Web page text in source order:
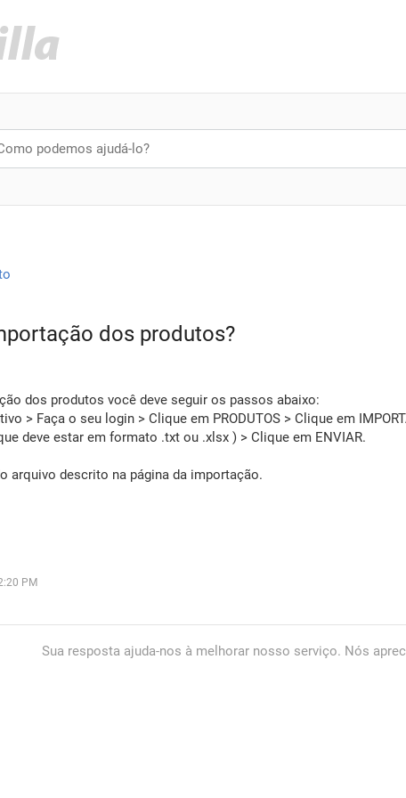
dos produtos?
dos produtos você deve seguir os passos abaixo:
> Faça o seu login > Clique em PRODUTOS > Clique em
deve estar em formato .txt ou .xlsx ) > Clique em ENVIAR.
arquivo descrito na página da importação.
PM
Sua resposta ajuda-nos à melhorar nosso serviço. Nós